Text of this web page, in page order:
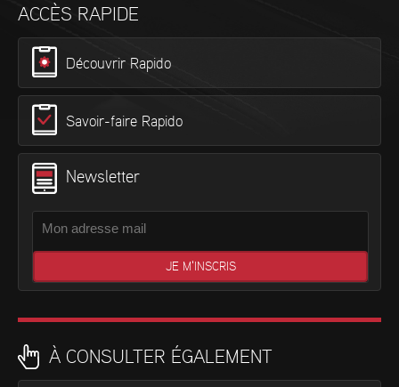
ACCÈS RAPIDE
Découvrir Rapido
Savoir-faire Rapido
Newsletter
À CONSULTER ÉGALEMENT